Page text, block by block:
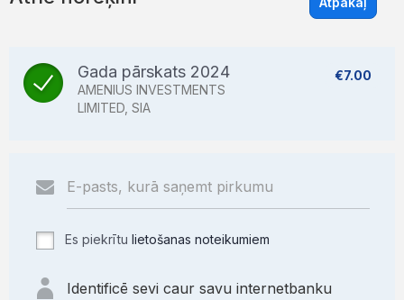
Gada pārskats 2024
AMENIUS INVESTMENTS
LIMITED, SIA
€7.00
Es piekrītu lietošanas noteikumiem
Identificē sevi caur savu internetbanku